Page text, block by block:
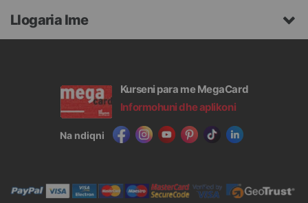
Llogaria Ime
Kurseni para me MegaCard
Informohuni dhe aplikoni
Na ndiqni